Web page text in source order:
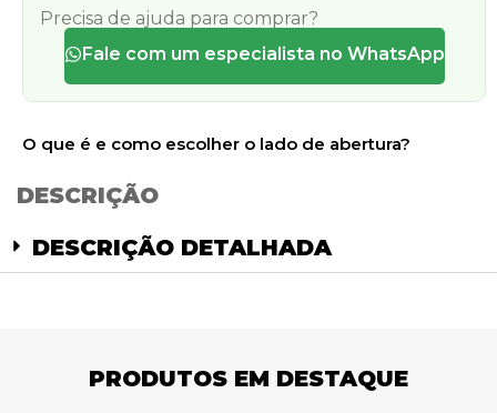
Precisa de ajuda para comprar?
Fale com um especialista no WhatsApp
O que é e como escolher o lado de abertura?
DESCRIÇÃO
DESCRIÇÃO DETALHADA
PRODUTOS EM DESTAQUE